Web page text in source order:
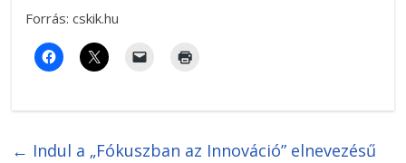
Forrás: cskik.hu
← Indul a „Fókuszban az Innováció” elnevezésű